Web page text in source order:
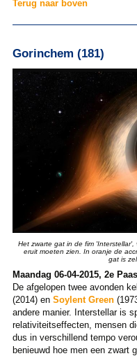
Terug naar boven
Gorinchem (181)
Het zwarte gat in de fim
eruit moeten zien. In oranje de
gat is
Maandag 06-04-2015, 2e
De afgelopen twee avonden
(2014) en Soylent Green
andere manier. Interstellar is
relativiteitseffecten, mensen
dus in verschillend tempo
benieuwd hoe men een zwart